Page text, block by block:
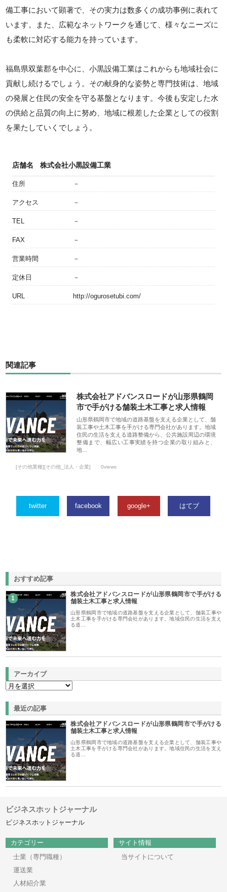
備工事において顕著で、その実力は数多くの成功事例に表れて
います。また、広範なネットワークを通じて、様々なニーズに
も柔軟に対応する能力を持っています。
福島県双葉郡を中心に、小黒設備工業はこれからも地域社会に
貢献し続けるでしょう。その献身的な姿勢と専門技術は、地域
の発展と住民の安全を守る基盤となります。今後も安定した水
の供給と品質の向上に努め、地域に根差した企業としての役割
を果たしていくでしょう。
店舗名 株式会社小黒設備工業
住所 －
アクセス －
TEL －
FAX －
営業時間 －
定休日 －
URL http://ogurosetubi.com/
関連記事
株式会社アドバンスロードが山形県鶴岡
市で手がける舗装土木工事と求人情報
山形県鶴岡市で地域の道路基盤を支える企業として、舗
装工事や土木工事を手がける専門会社があります。地域
住民の生活を支える道路整備から、公共施設周辺の環境
整備まで、幅広い工事実績を持つ企業の取り組みと、
地…
[その他業種][その他_法人・企業] 0views
twitter facebook google+ はてブ
おすすめ記事
1
株式会社アドバンスロードが山形県鶴岡市で手がける
舗装土木工事と求人情報
山形県鶴岡市で地域の道路基盤を支える企業として、舗装工事や
土木工事を手がける専門会社があります。地域住民の生活を支え
る道…
アーカイブ
最近の記事
株式会社アドバンスロードが山形県鶴岡市で手がける
舗装土木工事と求人情報
山形県鶴岡市で地域の道路基盤を支える企業として、舗装工事や
土木工事を手がける専門会社があります。地域住民の生活を支え
る道…
ビジネスホットジャーナル
ビジネスホットジャーナル
カテゴリー
士業（専門職種）
運送業
人材紹介業
サイト情報
当サイトについて